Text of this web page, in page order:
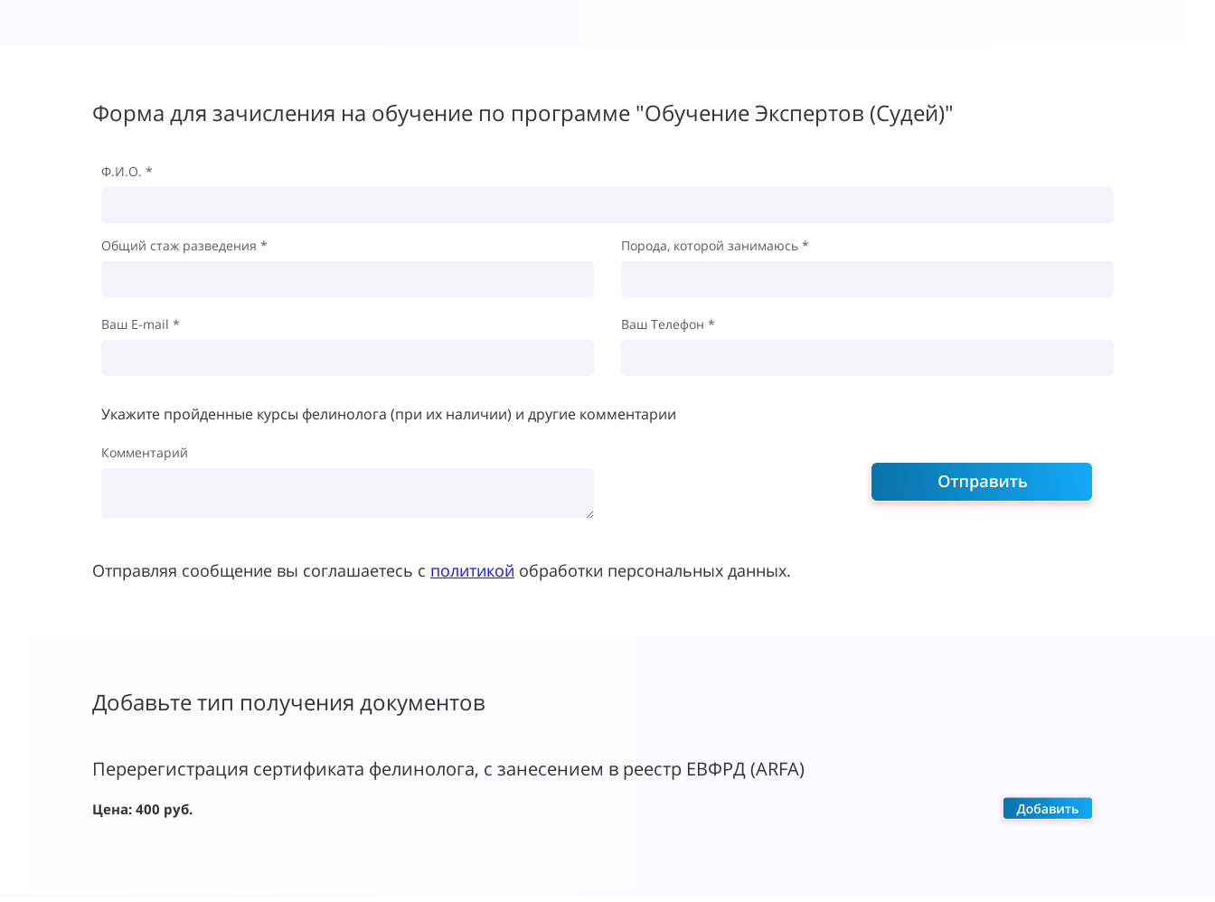
Форма для зачисления на обучение по программе "Обучение Экспертов (Судей)"
Ф.И.О. *
Общий стаж разведения * Порода, которой занимаюсь *
Ваш E-mail * Ваш Телефон *
Укажите пройденные курсы фелинолога (при их наличии) и другие комментарии
Комментарий
Отправляя сообщение вы соглашаетесь с политикой обработки персональных данных.
Добавьте тип получения документов
Перерегистрация сертификата фелинолога, с занесением в реестр ЕВФРД (ARFA)
Цена: 400 руб.